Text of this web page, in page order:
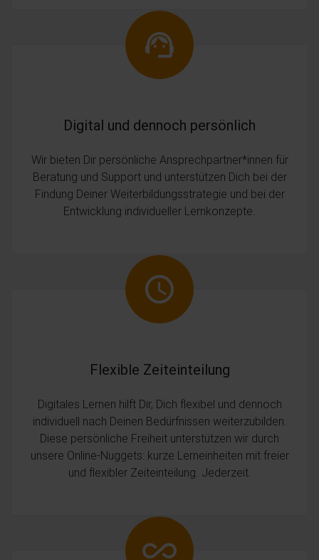
Digital und dennoch persönlich
Wir bieten Dir persönliche Ansprechpartner*innen für
Beratung und Support und unterstützen Dich bei der
Findung Deiner Weiterbildungsstrategie und bei der
Entwicklung individueller Lernkonzepte.
Flexible Zeiteinteilung
Digitales Lernen hilft Dir, Dich flexibel und dennoch
individuell nach Deinen Bedürfnissen weiterzubilden.
Diese persönliche Freiheit unterstützen wir durch
unsere Online-Nuggets: kurze Lerneinheiten mit freier
und flexibler Zeiteinteilung. Jederzeit.